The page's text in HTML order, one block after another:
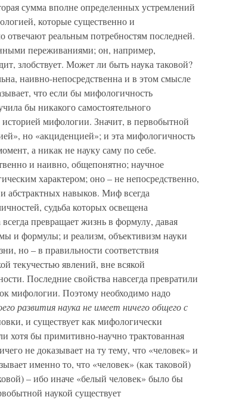
сумма вполне определенных устремлений
которые существенно и
реальным потребностям последней.
переживаниями; он, например,
злобствует. Может ли быть наука таковой?
наивно-непосредственна и в этом смысле
что если бы мифологичность
бы никакого самостоятельного
мифологии. Значит, в первобытной
но «акциденцией»; и эта мифологичность
а никак не науку саму по себе.
и наивно, общепонятно; научное
характером; оно – не непосредственно,
абстрактных навыков. Миф всегда
судьба которых освещена
превращает жизнь в формулу, давая
и формулы; и реализм, объективизм науки
но – в правильности соответствия
текучестью явлений, вне всякой
Последние свойства навсегда превратили
мифологии. Поэтому необходимо надо
развития наука не имеет ничего общего с
и существует как мифологически
хотя бы примитивно-научно трактованная
не доказывает на ту тему, что «человек» и
именно то, что «человек» (как таковой)
– ибо иначе «белый человек» было бы
наукой существует